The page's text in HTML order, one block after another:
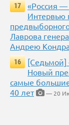
17
«Россия —
Лаврова
Андрею
16
[Седьмой]
Новый
самые
40 лет
— 20